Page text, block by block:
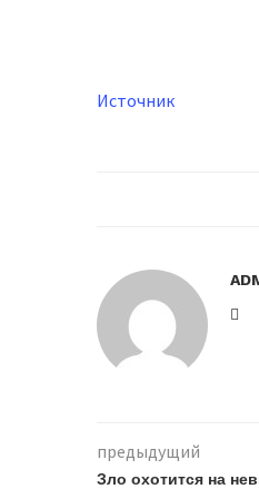
Источник
предыдущий
Зло охотится на